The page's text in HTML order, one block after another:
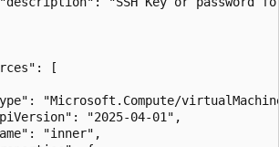
[
"Microsoft.Compute/
"2025-04-01",
"inner",